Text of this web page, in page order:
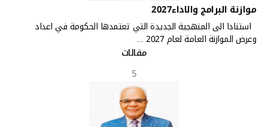
موازنة البرامج والاداء2027
استنادا الى المنهجية الجديدة التي تعتمدها الحكومة في اعداد
وعرض الموازنة العامة لعام 2027 ...
مقالات
5